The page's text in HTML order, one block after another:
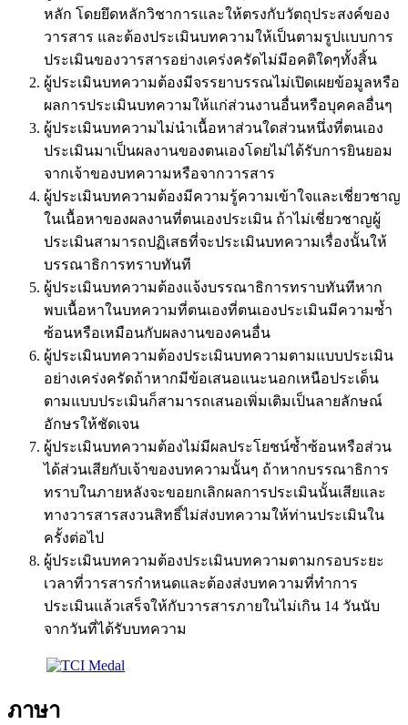
หลัก โดยยึดหลักวิชาการและให้ตรงกับวัตถุประสงค์ของ
วารสาร และต้องประเมินบทความให้เป็นตามรูปแบบการ
ประเมินของวารสารอย่างเคร่งครัดไม่มีอคติใดๆทั้งสิ้น
ผู้ประเมินบทความต้องมีจรรยาบรรณไม่เปิดเผยข้อมูลหรือ
ผลการประเมินบทความให้แก่ส่วนงานอื่นหรือบุคคลอื่นๆ
ผู้ประเมินบทความไม่นำเนื้อหาส่วนใดส่วนหนึ่งที่ตนเอง
ประเมินมาเป็นผลงานของตนเองโดยไม่ได้รับการยินยอม
จากเจ้าของบทความหรือจากวารสาร
ผู้ประเมินบทความต้องมีความรู้ความเข้าใจและเชี่ยวชาญ
ในเนื้อหาของผลงานที่ตนเองประเมิน ถ้าไม่เชี่ยวชาญผู้
ประเมินสามารถปฏิเสธที่จะประเมินบทความเรื่องนั้นให้
บรรณาธิการทราบทันที
ผู้ประเมินบทความต้องแจ้งบรรณาธิการทราบทันทีหาก
พบเนื้อหาในบทความที่ตนเองที่ตนเองประเมินมีความซ้ำ
ซ้อนหรือเหมือนกับผลงานของคนอื่น
ผู้ประเมินบทความต้องประเมินบทความตามแบบประเมิน
อย่างเคร่งครัดถ้าหากมีข้อเสนอแนะนอกเหนือประเด็น
ตามแบบประเมินก็สามารถเสนอเพิ่มเติมเป็นลายลักษณ์
อักษรให้ชัดเจน
ผู้ประเมินบทความต้องไม่มีผลประโยชน์ซ้ำซ้อนหรือส่วน
ได้ส่วนเสียกับเจ้าของบทความนั้นๆ ถ้าหากบรรณาธิการ
ทราบในภายหลังจะขอยกเลิกผลการประเมินนั้นเสียและ
ทางวารสารสงวนสิทธิ์ไม่ส่งบทความให้ท่านประเมินใน
ครั้งต่อไป
ผู้ประเมินบทความต้องประเมินบทความตามกรอบระยะ
เวลาที่วารสารกำหนดและต้องส่งบทความที่ทำการ
ประเมินแล้วเสร็จให้กับวารสารภายในไม่เกิน 14 วันนับ
จากวันที่ได้รับบทความ
ภาษา